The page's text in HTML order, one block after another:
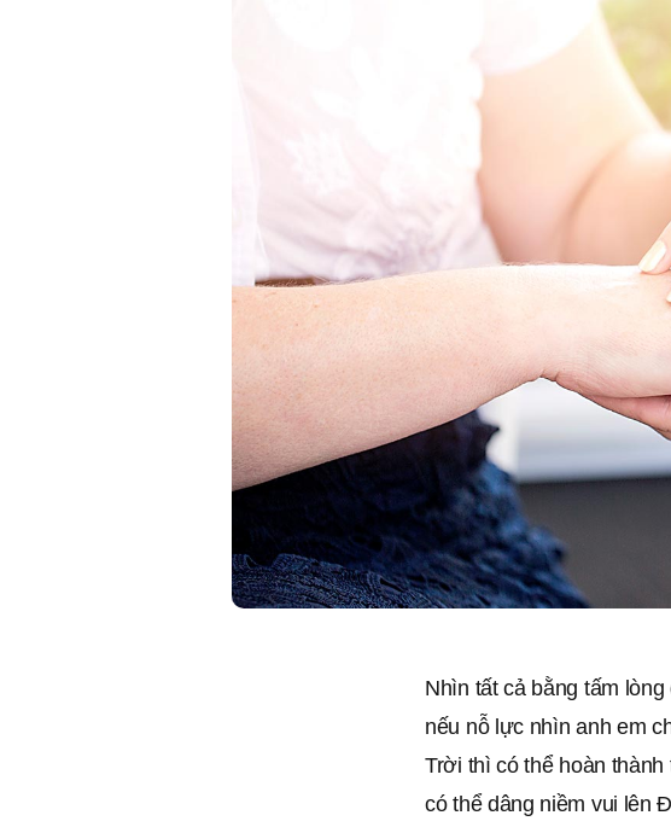
Nhìn tất cả bằng tấm
nếu nỗ lực nhìn anh em
Trời thì có thể hoàn
có thể dâng niềm vui lên